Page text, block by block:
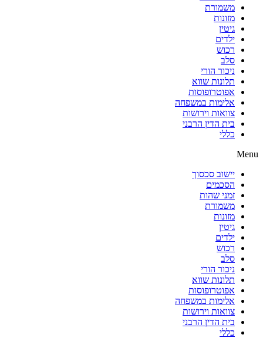
משמורת
מזונות
גיטין
ילדים
רכוש
סלב
ניכור הורי
תלונות שווא
אפוטרופוסות
אלימות במשפחה
צוואות וירושות
בית הדין הרבני
כללי
Menu
יישוב סכסוך
הסכמים
זמני שהות
משמורת
מזונות
גיטין
ילדים
רכוש
סלב
ניכור הורי
תלונות שווא
אפוטרופוסות
אלימות במשפחה
צוואות וירושות
בית הדין הרבני
כללי